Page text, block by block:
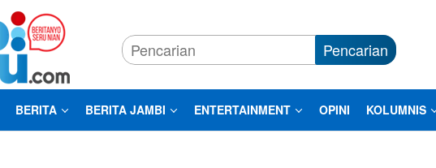
Pencarian
BERITA BERITA JAMBI ENTERTAINMENT OPINI KOLUMNIS